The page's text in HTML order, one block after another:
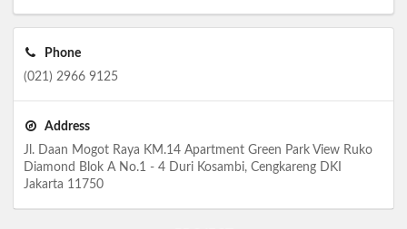
Phone
(021) 2966 9125
Address
Jl. Daan Mogot Raya KM.14 Apartment Green Park View Ruko
Diamond Blok A No.1 - 4 Duri Kosambi, Cengkareng DKI
Jakarta 11750